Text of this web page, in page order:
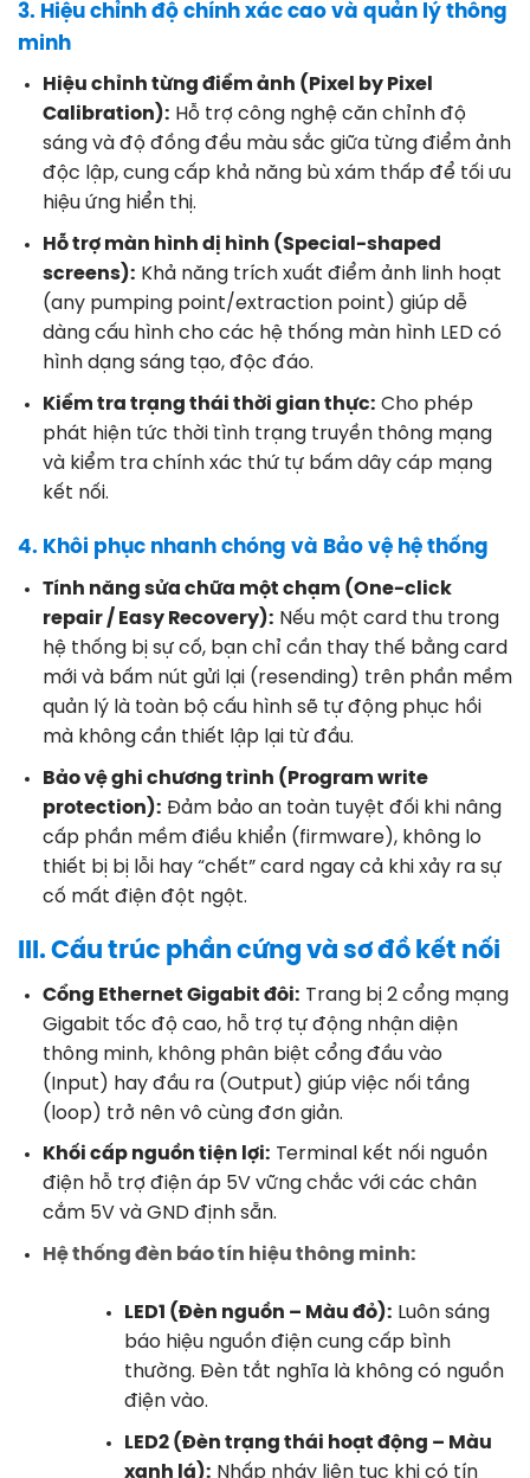
3. Hiệu chỉnh độ chính xác cao và quản lý thông
minh
Hiệu chỉnh từng điểm ảnh (Pixel by Pixel
Calibration): Hỗ trợ công nghệ căn chỉnh độ
sáng và độ đồng đều màu sắc giữa từng điểm ảnh
độc lập, cung cấp khả năng bù xám thấp để tối ưu
hiệu ứng hiển thị.
Hỗ trợ màn hình dị hình (Special-shaped
screens): Khả năng trích xuất điểm ảnh linh hoạt
(any pumping point/extraction point) giúp dễ
dàng cấu hình cho các hệ thống màn hình LED có
hình dạng sáng tạo, độc đáo.
Kiểm tra trạng thái thời gian thực: Cho phép
phát hiện tức thời tình trạng truyền thông mạng
và kiểm tra chính xác thứ tự bấm dây cáp mạng
kết nối.
4. Khôi phục nhanh chóng và Bảo vệ hệ thống
Tính năng sửa chữa một chạm (One-click
repair / Easy Recovery): Nếu một card thu trong
hệ thống bị sự cố, bạn chỉ cần thay thế bằng card
mới và bấm nút gửi lại (resending) trên phần mềm
quản lý là toàn bộ cấu hình sẽ tự động phục hồi
mà không cần thiết lập lại từ đầu.
Bảo vệ ghi chương trình (Program write
protection): Đảm bảo an toàn tuyệt đối khi nâng
cấp phần mềm điều khiển (firmware), không lo
thiết bị bị lỗi hay “chết” card ngay cả khi xảy ra sự
cố mất điện đột ngột.
III. Cấu trúc phần cứng và sơ đồ kết nối
Cổng Ethernet Gigabit đôi: Trang bị 2 cổng mạng
Gigabit tốc độ cao, hỗ trợ tự động nhận diện
thông minh, không phân biệt cổng đầu vào
(Input) hay đầu ra (Output) giúp việc nối tầng
(loop) trở nên vô cùng đơn giản.
Khối cấp nguồn tiện lợi: Terminal kết nối nguồn
điện hỗ trợ điện áp 5V vững chắc với các chân
cắm 5V và GND định sẵn.
Hệ thống đèn báo tín hiệu thông minh:
LED1 (Đèn nguồn – Màu đỏ): Luôn sáng
báo hiệu nguồn điện cung cấp bình
thường. Đèn tắt nghĩa là không có nguồn
điện vào.
LED2 (Đèn trạng thái hoạt động – Màu
xanh lá): Nhấp nháy liên tục khi có tín